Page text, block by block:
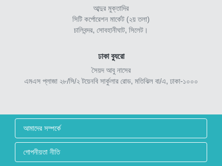
আব্দুর মুক্তাদির
সিটি কর্পোরেশন মার্কেট (২য় তলা)
চালিবন্দর, সোবহানীঘাট, সিলেট।
ঢাকা ব্যুরো
সৈয়দ আবু নাসের
এমএস প্লাজা ২৮/সি/২ টয়েনবি সার্কুলার রোড, মতিঝিল বা/এ, ঢাকা-১০০০
আমাদের সম্পর্কে
গোপনীয়তা নীতি